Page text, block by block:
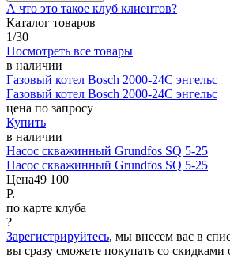
А что это такое клуб клиентов?
Каталог товаров
1/30
Посмотреть все товары
в наличии
Газовый котел Bosch 2000-24C энгельс
Газовый котел Bosch 2000-24C энгельс
цена по запросу
Купить
в наличии
Насос скважинный Grundfos SQ 5-25
Насос скважинный Grundfos SQ 5-25
Цена49 100
Р.
по карте клуба
?
Зарегистрируйтесь, мы внесем вас в
вы сразу сможете покупать со скидками